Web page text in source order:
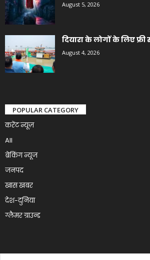
August 5, 2026
दियारा के लोगों के लिए फ्री
August 4, 2026
POPULAR CATEGORY
करेंट न्यूज़
All
ब्रेकिंग न्यूज
जनपद
खास खबर
देश-दुनिया
ग्लैमर ग्राउन्ड